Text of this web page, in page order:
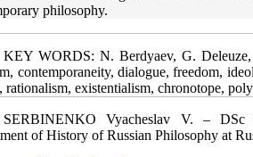
philosophy.
KEY WORDS: N. Berdyaev, G.
contemporaneity, dialogue, freedom,
rationalism, existentialism, chronotope,
SERBINENKO Vyacheslav V. ‒ DSc
of History of Russian Philosophy at